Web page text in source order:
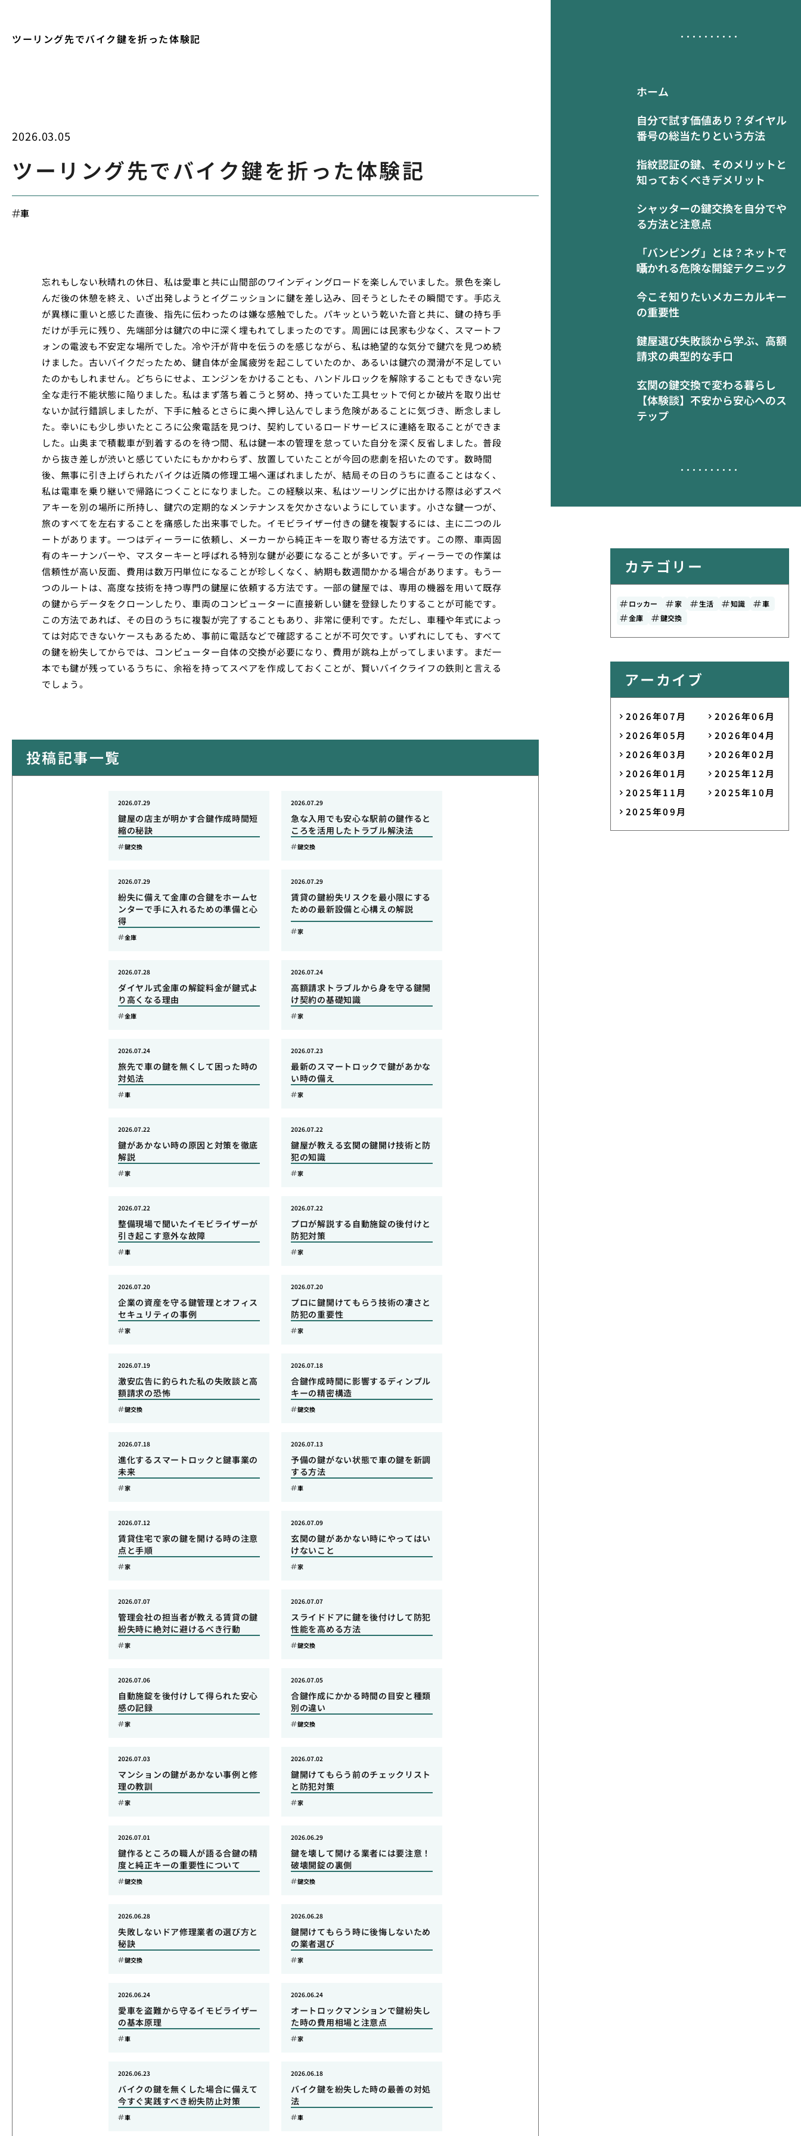
ツーリング先でバイク鍵を折った体験記
ホーム
自分で試す価値あり？ダイヤル
番号の総当たりという方法
指紋認証の鍵、そのメリットと
知っておくべきデメリット
シャッターの鍵交換を自分でや
る方法と注意点
「バンピング」とは？ネットで
囁かれる危険な開錠テクニック
今こそ知りたいメカニカルキー
の重要性
鍵屋選び失敗談から学ぶ、高額
請求の典型的な手口
玄関の鍵交換で変わる暮らし
【体験談】不安から安心へのス
テップ
2026.03.05
ツーリング先でバイク鍵を折った体験記
車
忘れもしない秋晴れの休日、私は愛車と共に山間部のワインディングロードを楽しんでいました。景色を楽し
んだ後の休憩を終え、いざ出発しようとイグニッションに鍵を差し込み、回そうとしたその瞬間です。手応え
が異様に重いと感じた直後、指先に伝わったのは嫌な感触でした。パキッという乾いた音と共に、鍵の持ち手
だけが手元に残り、先端部分は鍵穴の中に深く埋もれてしまったのです。周囲には民家も少なく、スマートフ
ォンの電波も不安定な場所でした。冷や汗が背中を伝うのを感じながら、私は絶望的な気分で鍵穴を見つめ続
けました。古いバイクだったため、鍵自体が金属疲労を起こしていたのか、あるいは鍵穴の潤滑が不足してい
たのかもしれません。どちらにせよ、エンジンをかけることも、ハンドルロックを解除することもできない完
全な走行不能状態に陥りました。私はまず落ち着こうと努め、持っていた工具セットで何とか破片を取り出せ
ないか試行錯誤しましたが、下手に触るとさらに奥へ押し込んでしまう危険があることに気づき、断念しまし
た。幸いにも少し歩いたところに公衆電話を見つけ、契約しているロードサービスに連絡を取ることができま
した。山奥まで積載車が到着するのを待つ間、私は鍵一本の管理を怠っていた自分を深く反省しました。普段
から抜き差しが渋いと感じていたにもかかわらず、放置していたことが今回の悲劇を招いたのです。数時間
後、無事に引き上げられたバイクは近隣の修理工場へ運ばれましたが、結局その日のうちに直ることはなく、
私は電車を乗り継いで帰路につくことになりました。この経験以来、私はツーリングに出かける際は必ずスペ
アキーを別の場所に所持し、鍵穴の定期的なメンテナンスを欠かさないようにしています。小さな鍵一つが、
旅のすべてを左右することを痛感した出来事でした。イモビライザー付きの鍵を複製するには、主に二つのル
ートがあります。一つはディーラーに依頼し、メーカーから純正キーを取り寄せる方法です。この際、車両固
有のキーナンバーや、マスターキーと呼ばれる特別な鍵が必要になることが多いです。ディーラーでの作業は
信頼性が高い反面、費用は数万円単位になることが珍しくなく、納期も数週間かかる場合があります。もう一
つのルートは、高度な技術を持つ専門の鍵屋に依頼する方法です。一部の鍵屋では、専用の機器を用いて既存
の鍵からデータをクローンしたり、車両のコンピューターに直接新しい鍵を登録したりすることが可能です。
この方法であれば、その日のうちに複製が完了することもあり、非常に便利です。ただし、車種や年式によっ
ては対応できないケースもあるため、事前に電話などで確認することが不可欠です。いずれにしても、すべて
の鍵を紛失してからでは、コンピューター自体の交換が必要になり、費用が跳ね上がってしまいます。まだ一
本でも鍵が残っているうちに、余裕を持ってスペアを作成しておくことが、賢いバイクライフの鉄則と言える
でしょう。
投稿記事一覧
鍵屋の店主が明かす合鍵作成時間短
縮の秘訣
2026.07.29
鍵交換
急な入用でも安心な駅前の鍵作ると
ころを活用したトラブル解決法
2026.07.29
鍵交換
紛失に備えて金庫の合鍵をホームセ
ンターで手に入れるための準備と心
得
2026.07.29
金庫
賃貸の鍵紛失リスクを最小限にする
ための最新設備と心構えの解説
2026.07.29
家
ダイヤル式金庫の解錠料金が鍵式よ
り高くなる理由
2026.07.28
金庫
高額請求トラブルから身を守る鍵開
け契約の基礎知識
2026.07.24
家
旅先で車の鍵を無くして困った時の
対処法
2026.07.24
車
最新のスマートロックで鍵があかな
い時の備え
2026.07.23
家
鍵があかない時の原因と対策を徹底
解説
2026.07.22
家
鍵屋が教える玄関の鍵開け技術と防
犯の知識
2026.07.22
家
整備現場で聞いたイモビライザーが
引き起こす意外な故障
2026.07.22
車
プロが解説する自動施錠の後付けと
防犯対策
2026.07.22
家
企業の資産を守る鍵管理とオフィス
セキュリティの事例
2026.07.20
家
プロに鍵開けてもらう技術の凄さと
防犯の重要性
2026.07.20
家
激安広告に釣られた私の失敗談と高
額請求の恐怖
2026.07.19
鍵交換
合鍵作成時間に影響するディンプル
キーの精密構造
2026.07.18
鍵交換
進化するスマートロックと鍵事業の
未来
2026.07.18
家
予備の鍵がない状態で車の鍵を新調
する方法
2026.07.13
車
賃貸住宅で家の鍵を開ける時の注意
点と手順
2026.07.12
家
玄関の鍵があかない時にやってはい
けないこと
2026.07.09
家
管理会社の担当者が教える賃貸の鍵
紛失時に絶対に避けるべき行動
2026.07.07
家
スライドドアに鍵を後付けして防犯
性能を高める方法
2026.07.07
鍵交換
自動施錠を後付けして得られた安心
感の記録
2026.07.06
家
合鍵作成にかかる時間の目安と種類
別の違い
2026.07.05
鍵交換
マンションの鍵があかない事例と修
理の教訓
2026.07.03
家
鍵開けてもらう前のチェックリスト
と防犯対策
2026.07.02
家
鍵作るところの職人が語る合鍵の精
度と純正キーの重要性について
2026.07.01
鍵交換
鍵を壊して開ける業者には要注意！
破壊開錠の裏側
2026.06.29
鍵交換
失敗しないドア修理業者の選び方と
秘訣
2026.06.28
鍵交換
鍵開けてもらう時に後悔しないため
の業者選び
2026.06.28
家
愛車を盗難から守るイモビライザー
の基本原理
2026.06.24
車
オートロックマンションで鍵紛失し
た時の費用相場と注意点
2026.06.24
家
バイクの鍵を無くした場合に備えて
今すぐ実践すべき紛失防止対策
2026.06.23
車
バイク鍵を紛失した時の最善の対処
法
2026.06.18
車
カテゴリー
ロッカー 家 生活 知識
車
金庫
鍵交換
アーカイブ
2026年07月
2026年06月
2026年05月
2026年04月
2026年03月
2026年02月
2026年01月
2025年12月
2025年11月
2025年10月
2025年09月